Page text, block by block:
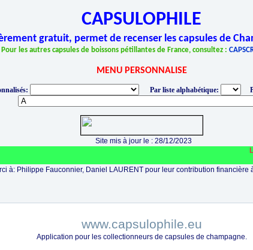
CAPSULOPHILE
gratuit, permet de recenser les capsules de
Pour les autres capsules de boissons pétillantes de France, consultez :
MENU PERSONNALISE
Par liste alphabétique:
Site mis à jour le : 28/12/2023
à: Philippe Fauconnier, Daniel LAURENT pour leur contribution financière
www.capsulophile.eu
Application pour les collectionneurs de capsules de champagne.